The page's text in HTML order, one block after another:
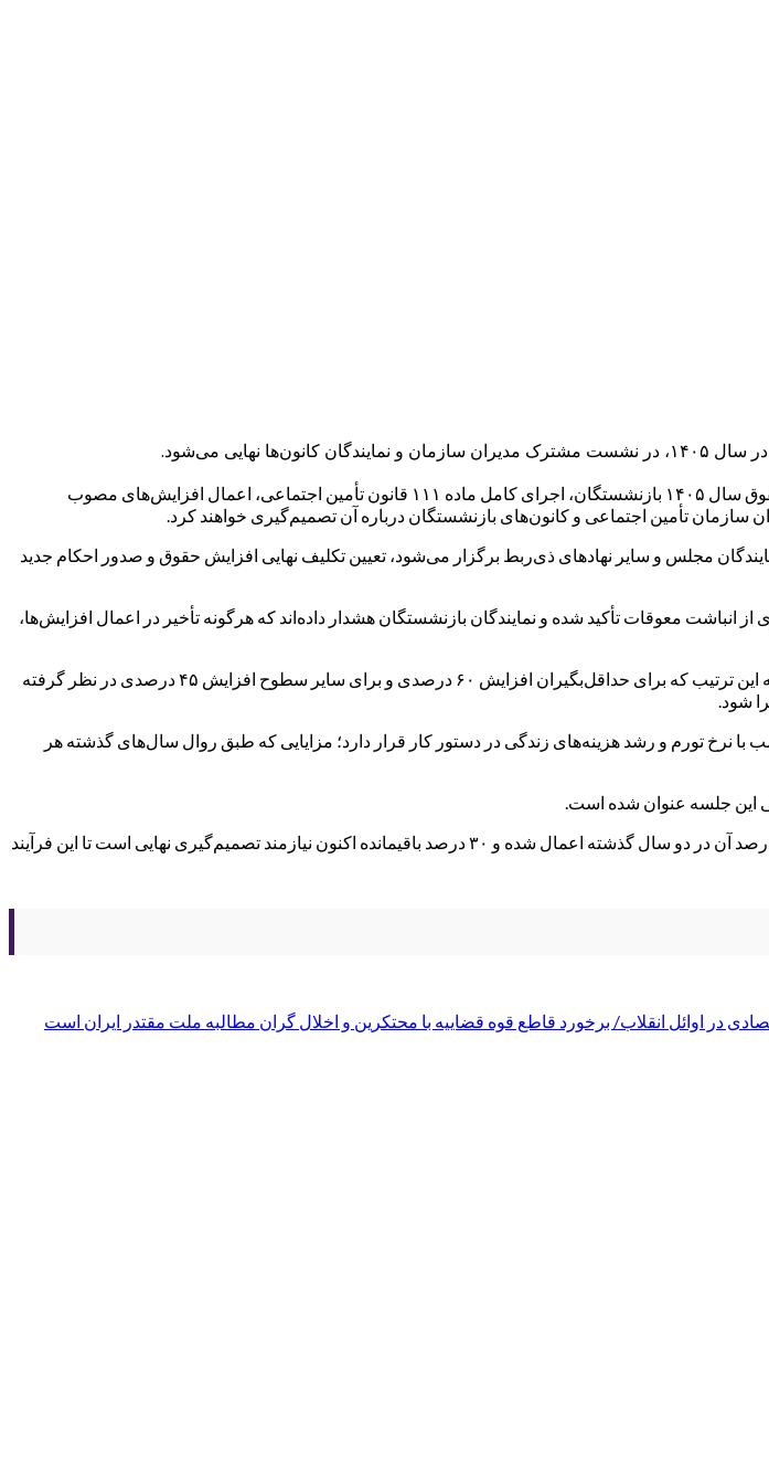
به گزارش معراج نیوز؛ بنا بر اطلاعات، در جلسه سه‌شنبه ۲۲ اردیبهشت‌ماه، احتمالا موضوع افزایش حقوق سال ۱۴۰۵ بازنشستگان، اجرای کامل ماده ۱۱۱ قانون تأمین اجتماعی، اعمال افزایش‌های مصوب
مجلس و سایر نهادهای ذی‌ربط برگزار می‌شود، تعیین تکلیف نهایی افزایش حقوق و صدور احکام جدید
معوقات تأکید شده و نمایندگان بازنشستگان هشدار داده‌اند که هرگونه تأخیر در اعمال افزایش‌ها،
طبق پیگیری‌ها، افزایش حقوق سال ۱۴۰۵ قرار است بر مبنای مصوبات شورای‌عالی کار اعمال شود؛ به این ترتیب که برای حداقل‌بگیران افزایش ۶۰ درصدی و برای سایر سطوح افزایش ۴۵ درصدی در نظر گرفته
نرخ تورم و رشد هزینه‌های زندگی در دستور کار قرار دارد؛ مزایایی که طبق روال سال‌های گذشته هر
این جلسه عنوان شده است.
بر اساس قانون مصوب مجلس شورای اسلامی، همسان‌سازی باید تا سقف ۹۰ درصد اجرا شود که ۶۰ درصد آن در دو سال گذشته اعمال شده و ۳۰ درصد باقیمانده اکنون نیازمند تصمیم‌گیری نهایی است تا این فرآیند
در اوائل انقلاب/ برخورد قاطع قوه قضاییه با محتکرین و اخلال گران مطالبه ملت مقتدر ایران است